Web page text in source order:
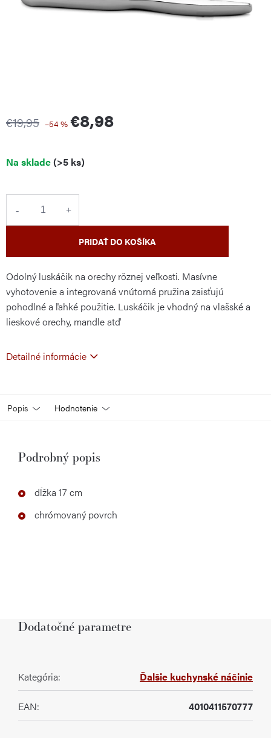
€19,95 –54 % €8,98
Jednotková
cena:
Na sklade(>5 ks)
PRIDAŤ DO KOŠÍKA
Odolný luskáčik na orechy rôznej veľkosti. Masívne
vyhotovenie a integrovaná vnútorná pružina zaisťujú
pohodlné a ľahké použitie. Luskáčik je vhodný na vlašské a
lieskové orechy, mandle atď
Detailné informácie
Popis Hodnotenie
Podrobný popis
dĺžka 17 cm
chrómovaný povrch
Dodatočné parametre
Kategória: Ďalšie kuchynské náčinie
EAN: 4010411570777